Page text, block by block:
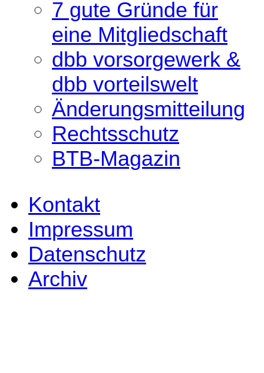
7 gute Gründe für
eine Mitgliedschaft
dbb vorsorgewerk &
dbb vorteilswelt
Änderungsmitteilung
Rechtsschutz
BTB-Magazin
Kontakt
Impressum
Datenschutz
Archiv